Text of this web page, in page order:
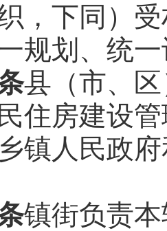
，下同）
规划、统
县（市、
住房建设
镇人民政
镇街负责